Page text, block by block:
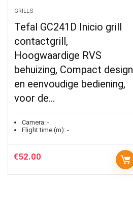
GRILLS
Tefal GC241D Inicio grill
contactgrill,
Hoogwaardige RVS
behuizing, Compact design
en eenvoudige bediening,
voor de…
Camera:-
Flight time (m):-
€52.00